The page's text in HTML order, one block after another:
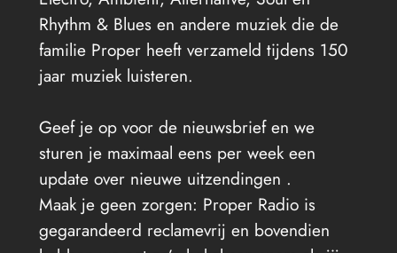
Rhythm & Blues en andere muziek die de
familie Proper heeft verzameld tijdens 150
jaar muziek luisteren.
Geef je op voor de nieuwsbrief en we
sturen je maximaal eens per week een
update over nieuwe uitzendingen .
Maak je geen zorgen: Proper Radio is
gegarandeerd reclamevrij en bovendien